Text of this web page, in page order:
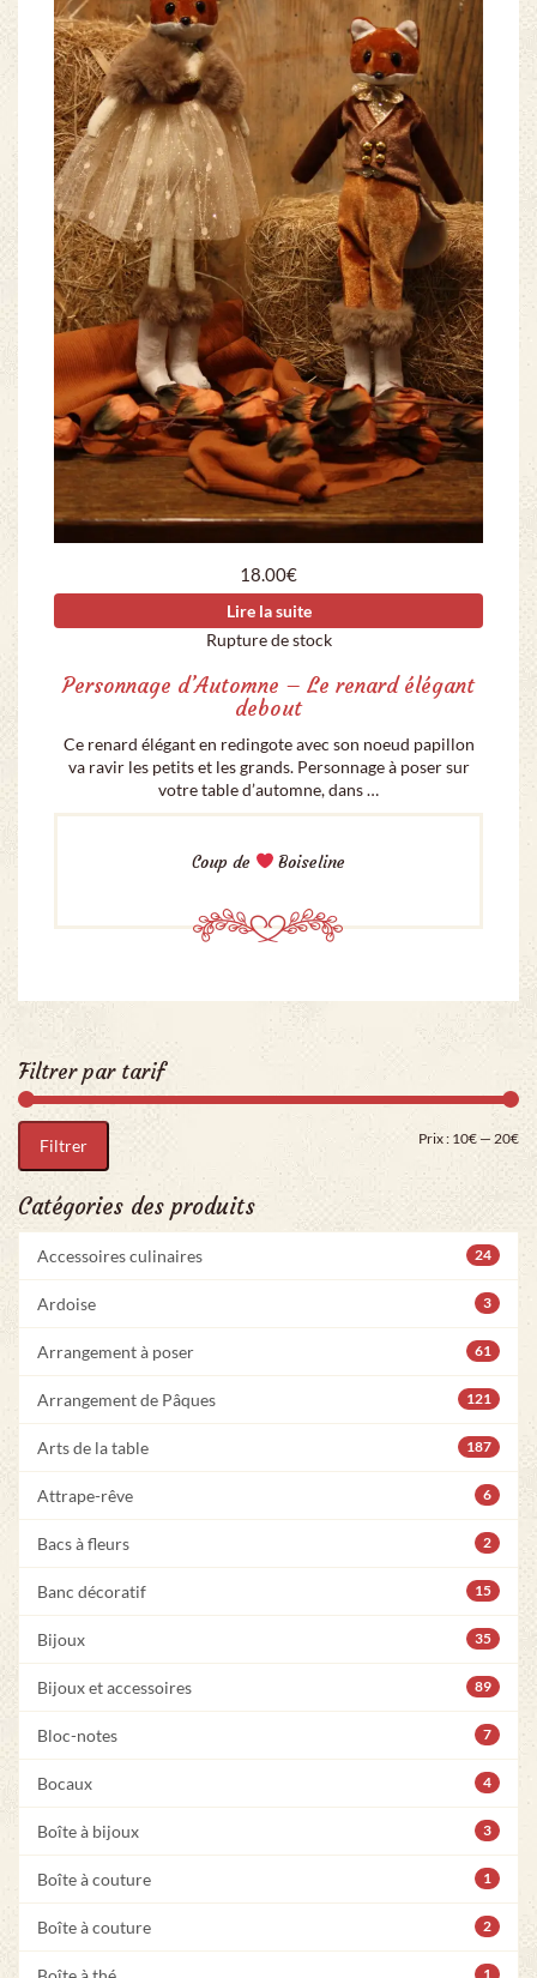
18.00€
Lire la suite
Rupture de stock
Personnage d’Automne – Le renard élégant
debout
Ce renard élégant en redingote avec son noeud papillon
va ravir les petits et les grands. Personnage à poser sur
votre table d’automne, dans …
Coup de Boiseline
Filtrer par tarif
Filtrer Prix : 10€ — 20€
Catégories des produits
Accessoires culinaires 24
Ardoise 3
Arrangement à poser 61
Arrangement de Pâques 121
Arts de la table 187
Attrape-rêve 6
Bacs à fleurs 2
Banc décoratif 15
Bijoux 35
Bijoux et accessoires 89
Bloc-notes 7
Bocaux 4
Boîte à bijoux 3
Boîte à couture 1
Boîte à couture 2
1